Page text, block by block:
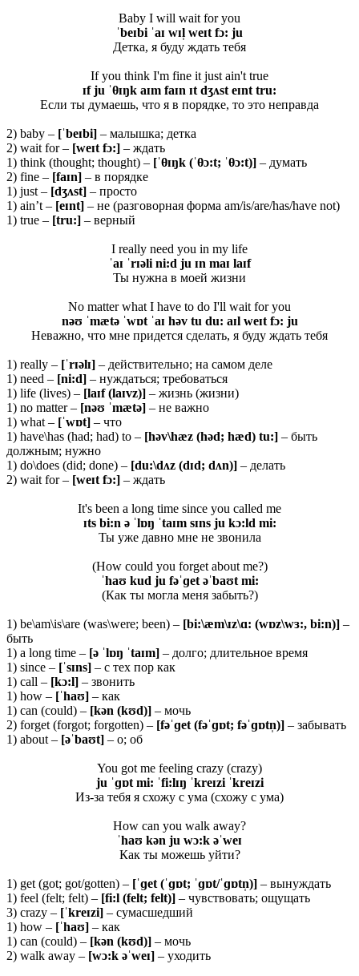
Baby I will wait for you
ˈbeɪbi ˈaɪ wɪl̩ weɪt fɔ: ju
Детка, я буду ждать тебя
If you think I'm fine it just ain't true
ɪf ju ˈθɪŋk aɪm faɪn ɪt dʒʌst eɪnt tru:
Если ты думаешь, что я в порядке, то это неправда
2) baby – [ˈbeɪbi] – малышка; детка
2) wait for – [weɪt fɔ:] – ждать
1) think (thought; thought) – [ˈθɪŋk (ˈθɔ:t; ˈθɔ:t)] – думать
2) fine – [faɪn] – в порядке
1) just – [dʒʌst] – просто
1) ain’t – [eɪnt] – не (разговорная форма am/is/are/has/have not)
1) true – [tru:] – верный
I really need you in my life
ˈaɪ ˈrɪəli ni:d ju ɪn maɪ laɪf
Ты нужна в моей жизни
No matter what I have to do I'll wait for you
nəʊ ˈmætə ˈwɒt ˈaɪ həv tu du: aɪl weɪt fɔ: ju
Неважно, что мне придется сделать, я буду ждать тебя
1) really – [ˈrɪəlɪ] – действительно; на самом деле
1) need – [ni:d] – нуждаться; требоваться
1) life (lives) – [laɪf (laɪvz)] – жизнь (жизни)
1) no matter – [nəʊ ˈmætə] – не важно
1) what – [ˈwɒt] – что
1) have\has (had; had) to – [həv\hæz (həd; hæd) tu:] – быть
должным; нужно
1) do\does (did; done) – [du:\dʌz (dɪd; dʌn)] – делать
2) wait for – [weɪt fɔ:] – ждать
It's been a long time since you called me
ɪts bi:n ə ˈlɒŋ ˈtaɪm sɪns ju kɔ:ld mi:
Ты уже давно мне не звонила
(How could you forget about me?)
ˈhaʊ kud ju fəˈɡet əˈbaʊt mi:
(Как ты могла меня забыть?)
1) be\am\is\are (was\were; been) – [bi:\æm\ɪz\ɑ: (wɒz\wɜ:, bi:n)] –
быть
1) a long time – [ə ˈlɒŋ ˈtaɪm] – долго; длительное время
1) since – [ˈsɪns] – с тех пор как
1) call – [kɔ:l] – звонить
1) how – [ˈhaʊ] – как
1) can (could) – [kən (kʊd)] – мочь
2) forget (forgot; forgotten) – [fəˈɡet (fəˈɡɒt; fəˈɡɒtn̩)] – забывать
1) about – [əˈbaʊt] – о; об
You got me feeling crazy (crazy)
ju ˈɡɒt mi: ˈfi:lɪŋ ˈkreɪzi ˈkreɪzi
Из-за тебя я схожу с ума (схожу с ума)
How can you walk away?
ˈhaʊ kən ju wɔ:k əˈweɪ
Как ты можешь уйти?
1) get (got; got/gotten) – [ˈɡet (ˈɡɒt; ˈɡɒt/ˈɡɒtn̩)] – вынуждать
1) feel (felt; felt) – [fi:l (felt; felt)] – чувствовать; ощущать
3) crazy – [ˈkreɪzi] – сумасшедший
1) how – [ˈhaʊ] – как
1) can (could) – [kən (kʊd)] – мочь
2) walk away – [wɔ:k əˈweɪ] – уходить